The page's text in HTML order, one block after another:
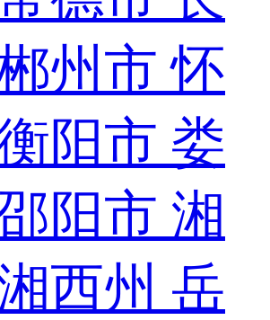
州市 怀
阳市 娄
阳市 湘
西州 岳